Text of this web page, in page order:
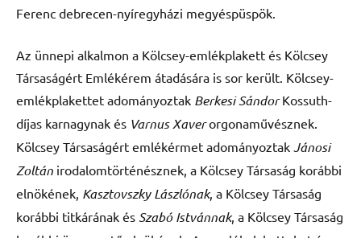
Ferenc debrecen-nyíregyházi megyéspüspök.
Az ünnepi alkalmon a Kölcsey-emlékplakett és Kölcsey
Társaságért Emlékérem átadására is sor került. Kölcsey-
emlékplakettet adományoztak Berkesi SándorKossuth-
díjas karnagynak és Varnus Xaverorgonaművésznek.
Kölcsey Társaságért emlékérmet adományoztak Jánosi
Zoltán irodalomtörténésznek, a Kölcsey Társaság korábbi
elnökének, Kasztovszky Lászlónak, a Kölcsey Társaság
korábbi titkárának és Szabó Istvánnak, a Kölcsey Társaság